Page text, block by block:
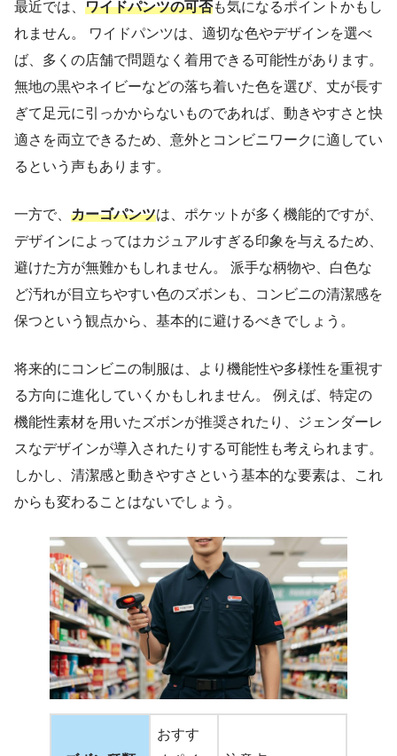
最近では、 ワイドパンツの可否も気になるポイントかもし
れません。 ワイドパンツは、適切な色やデザインを選べ
ば、多くの店舗で問題なく着用できる可能性があります。
無地の黒やネイビーなどの落ち着いた色を選び、丈が長す
ぎて足元に引っかからないものであれば、動きやすさと快
適さを両立できるため、意外とコンビニワークに適してい
るという声もあります。
一方で、 カーゴパンツは、ポケットが多く機能的ですが、
デザインによってはカジュアルすぎる印象を与えるため、
避けた方が無難かもしれません。 派手な柄物や、白色な
ど汚れが目立ちやすい色のズボンも、コンビニの清潔感を
保つという観点から、基本的に避けるべきでしょう。
将来的にコンビニの制服は、より機能性や多様性を重視す
る方向に進化していくかもしれません。 例えば、特定の
機能性素材を用いたズボンが推奨されたり、ジェンダーレ
スなデザインが導入されたりする可能性も考えられます。
しかし、清潔感と動きやすさという基本的な要素は、これ
からも変わることはないでしょう。
おすす